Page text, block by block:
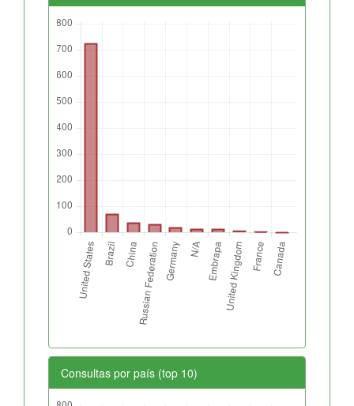
Consultas por país (top 10)